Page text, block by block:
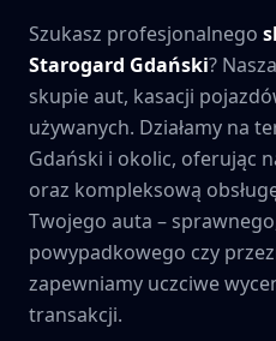
Szukasz profesjonalnego
Starogard Gdański?
skupie aut, kasacji
używanych. Działamy na
Gdański i okolic, oferując
oraz kompleksową
Twojego auta –
powypadkowego czy
zapewniamy uczciwe
transakcji.